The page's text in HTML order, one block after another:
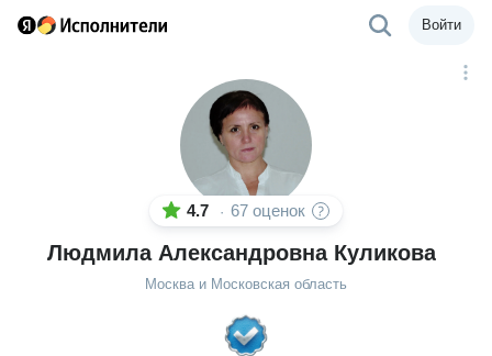
Войти
4.7 · 67 оценок
Людмила Александровна Куликова
Москва и Московская область